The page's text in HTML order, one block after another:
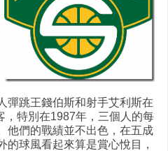
彈跳王錢伯斯和射手艾利斯在
，特別在1987年，三個人的每
他們的戰績並不出色，在五成
的球風看起來算是賞心悅目，